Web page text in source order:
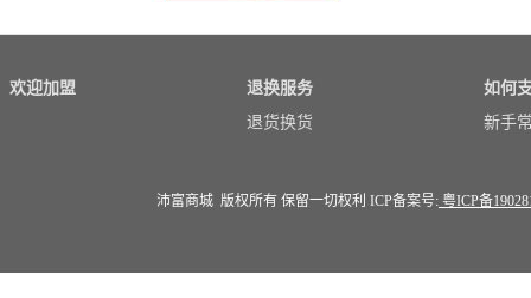
欢迎加盟
退换服务
退货换货
如何
新手
沛富商城 版权所有 保留一切权利 ICP备案号: 粤ICP备